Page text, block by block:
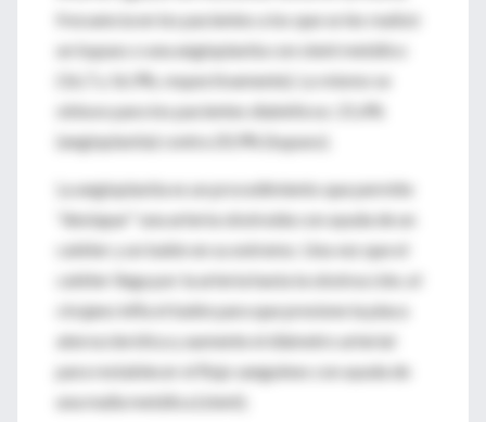
frecuencia en los pacientes a los que se les realizó
un bypass o una angioplastia con stent metálico
(16,7 y 16,9%, respectivamente). Lo mismo se
obtuvo para los pacientes diabéticos: 21,4%
(angioplastia) contra 20,9% (bypass).
La angioplastia es un procedimiento que permite
"destapar" una arteria obstruida con ayuda de un
catéter y un balón en su extremo. Una vez que el
catéter llega por la arteria hasta la obstrucción, el
cirujano infla el balón para que presione la placa
aterosclerótica y aumente el diámetro arterial
para restablecer el flujo sanguíneo con ayuda de
una malla metálica (stent).